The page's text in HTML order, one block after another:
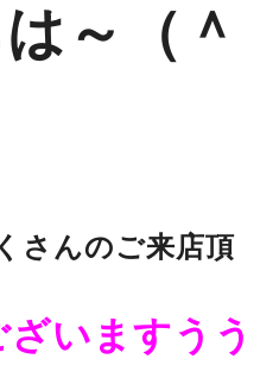
～（＾
さんのご来店頂
いますうう